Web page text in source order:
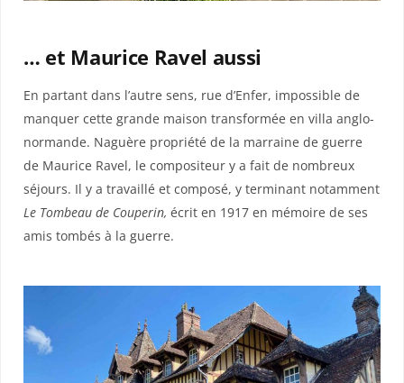
… et Maurice Ravel aussi
En partant dans l’autre sens, rue d’Enfer, impossible de
manquer cette grande maison transformée en villa anglo-
normande. Naguère propriété de la marraine de guerre
de Maurice Ravel, le compositeur y a fait de nombreux
séjours. Il y a travaillé et composé, y terminant notamment
Le Tombeau de Couperin, écrit en 1917 en mémoire de ses
amis tombés à la guerre.